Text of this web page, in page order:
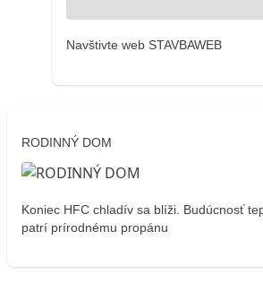
Navštivte web STAVBAWEB
RODINNÝ DOM
Koniec HFC chladív sa blíži. Budúcnosť
patrí prírodnému propánu